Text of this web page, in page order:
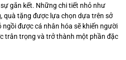
gắn kết. Những chi tiết nhỏ như
quà tặng được lựa chọn dựa trên sở
được cá nhân hóa sẽ khiến người
trân trọng và trở thành một phần đặc